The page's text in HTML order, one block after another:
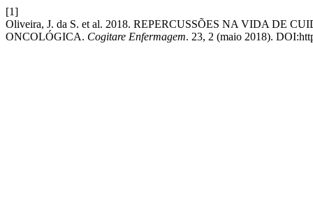
[1]
Oliveira, J. da S. et al. 2018. REPERCUSSÕES NA VIDA DE
ONCOLÓGICA. Cogitare Enfermagem. 23, 2 (maio 2018).